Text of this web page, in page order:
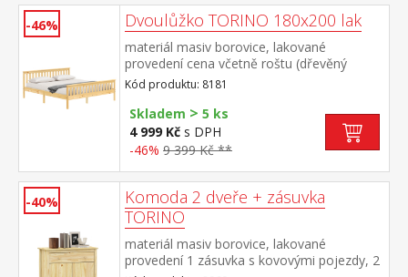
-46% Dvoulůžko TORINO 180x200 lak
materiál masiv borovice, lakované
provedení cena včetně roštu (dřevěný
laťkový) bez matrace doporučený rozměr
matrace 180 × 200 cm nebo 2 kusy 90 ×
200 cm
Kód produktu: 8181
Skladem > 5 ks
4 999 Kč s DPH
-46% 9 399 Kč **
-40%
Komoda 2 dveře + zásuvka
TORINO
materiál masiv borovice, lakované
provedení 1 zásuvka s kovovými pojezdy, 2